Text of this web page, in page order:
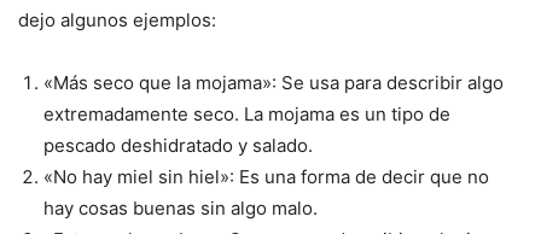
dejo algunos ejemplos:
«Más seco que la mojama»: Se usa para describir algo
extremadamente seco. La mojama es un tipo de
pescado deshidratado y salado.
«No hay miel sin hiel»: Es una forma de decir que no
hay cosas buenas sin algo malo.